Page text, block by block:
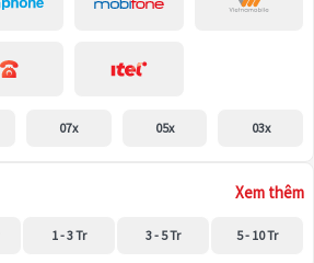
07x 05x 03x
Xem thêm
1 - 3 Tr 3 - 5 Tr 5 - 10 Tr